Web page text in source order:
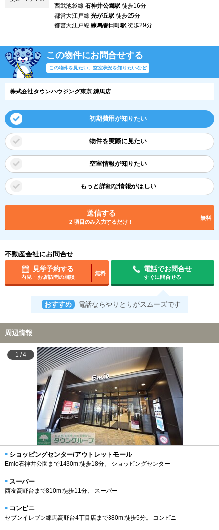
西武池袋線 石神井公園駅 徒歩16分
都営大江戸線 光が丘駅 徒歩25分
都営大江戸線 練馬春日町駅 徒歩29分
この物件にお問合せする
この物件を見たい、空室状況を知りたいなど
株式会社タウンハウジング東京 練馬店
初期費用が知りたい
物件を実際に見たい
空室情報が知りたい
もっと詳細な情報がほしい
送信する
2 項目のみ入力するだけ！
無料
不動産会社にお問合せ
見学予約する
内見・お店訪問の相談
無料
電話でお問合せ
すぐに問合せる
おすすめ 電話ならやりとりがスムーズです
周辺情報
1 /4
ショッピングセンター/アウトレットモール
Emio石神井公園まで1430m:徒歩18分。 ショッピングセンター
スーパー
西友高野台まで810m:徒歩11分。 スーパー
コンビニ
セブンイレブン練馬高野台4丁目店まで380m:徒歩5分。 コンビニ